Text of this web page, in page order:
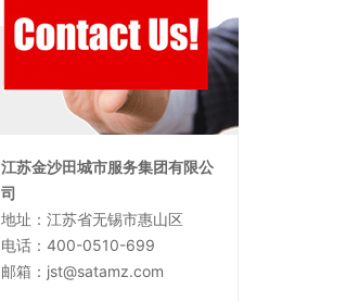
江苏金沙田城市服务集团有限公
司
地址：江苏省无锡市惠山区
电话：400-0510-699
邮箱：jst@satamz.com